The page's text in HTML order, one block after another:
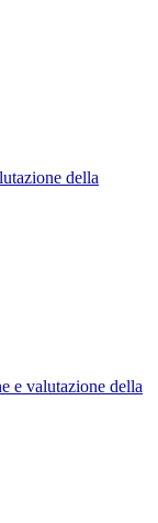
della
e valutazione della